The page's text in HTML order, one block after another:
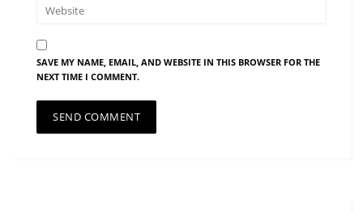
SAVE MY NAME, EMAIL, AND WEBSITE IN THIS BROWSER FOR THE
NEXT TIME I COMMENT.